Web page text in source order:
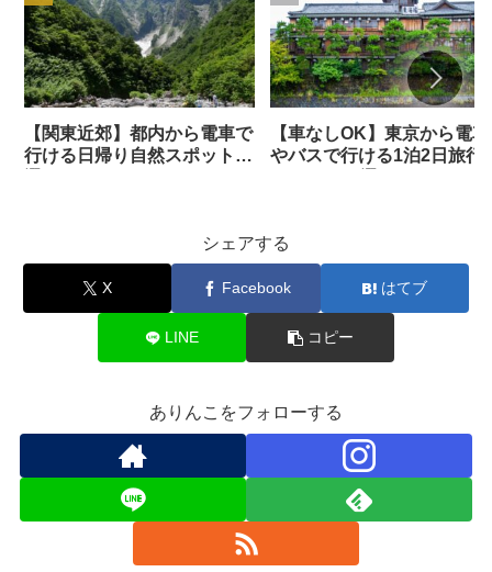
【関東近郊】都内から電車で
行ける日帰り自然スポット34
【車なしOK】東京から電車
やバスで行ける1泊2日旅行
シェアする
X Facebook はてブ
LINE コピー
ありんこをフォローする